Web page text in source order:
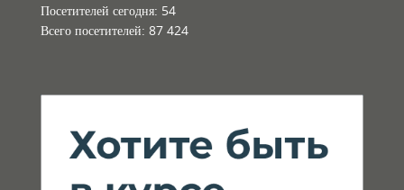
Посетителей сегодня: 54
Всего посетителей: 87 424